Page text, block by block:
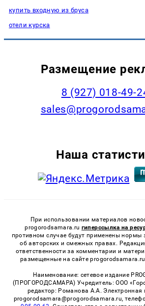
купить входную из бруса
отели курска
Размещение
8 (927) 018-49-
Наша
При использовании материалов
progorodsamara.ru гиперссылка на
противном случае будут применены нормы
об авторских и смежных правах.
ответственности за комментарии и
размещенные на сайте
Наименование: сетевое издание
(ПРОГОРОДСАМАРА) Учредитель: ООО
редактор: Романова А.А. Электронная
progorodsamara@progorodsamara.ru,